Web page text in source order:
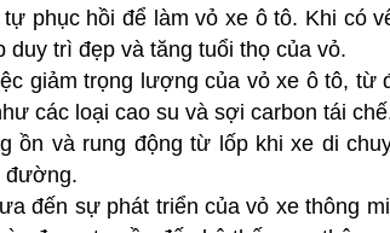
phục hồi để làm vỏ xe ô tô. Khi có
trì đẹp và tăng tuổi thọ của vỏ.
giảm trọng lượng của vỏ xe ô tô,
các loại cao su và sợi carbon tái
ồn và rung động từ lốp khi xe di
đường.
đến sự phát triển của vỏ xe thông